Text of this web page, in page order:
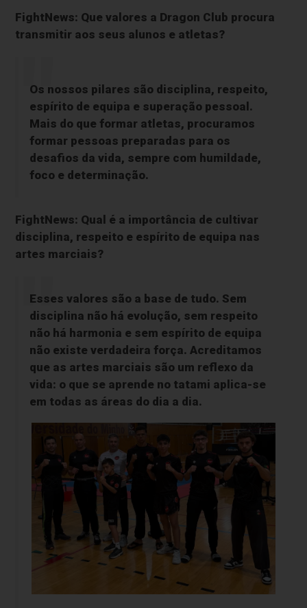
FightNews: Que valores a Dragon Club procura
transmitir aos seus alunos e atletas?
Os nossos pilares são disciplina, respeito,
espírito de equipa e superação pessoal.
Mais do que formar atletas, procuramos
formar pessoas preparadas para os
desafios da vida, sempre com humildade,
foco e determinação.
FightNews: Qual é a importância de cultivar
disciplina, respeito e espírito de equipa nas
artes marciais?
Esses valores são a base de tudo. Sem
disciplina não há evolução, sem respeito
não há harmonia e sem espírito de equipa
não existe verdadeira força. Acreditamos
que as artes marciais são um reflexo da
vida: o que se aprende no tatami aplica-se
em todas as áreas do dia a dia.